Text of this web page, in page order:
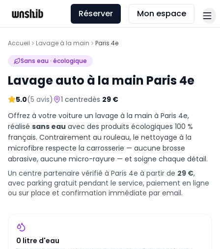
Réserver Mon espace
Accueil Lavage à la main Paris 4e
Sans eau · écologique
Lavage auto à la main Paris 4e
5.0(5 avis) 1 centredès 29 €
Offrez à votre voiture un lavage à la main à Paris 4e,
réalisé sans eau avec des produits écologiques 100 %
français. Contrairement au rouleau, le nettoyage à la
microfibre respecte la carrosserie — aucune brosse
abrasive, aucune micro-rayure — et soigne chaque détail.
Un centre partenaire vérifié à Paris 4e à partir de 29 €,
avec parking gratuit pendant le service, paiement en ligne
ou sur place et confirmation immédiate par email.
0 litre d'eau